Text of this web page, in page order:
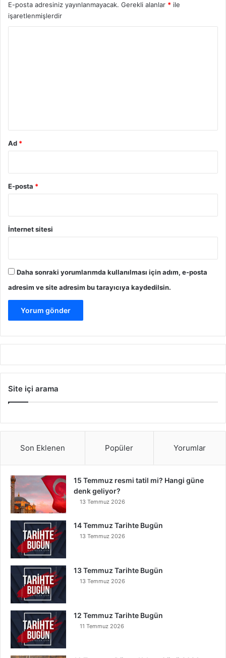
E-posta adresiniz yayınlanmayacak. Gerekli alanlar * ile
işaretlenmişlerdir
Ad *
E-posta *
İnternet sitesi
Daha sonraki yorumlarımda kullanılması için adım, e-posta
adresim ve site adresim bu tarayıcıya kaydedilsin.
Site içi arama
Son Eklenen Popüler Yorumlar
15 Temmuz resmi tatil mi? Hangi güne
denk geliyor?
13 Temmuz 2026
14 Temmuz Tarihte Bugün
13 Temmuz 2026
13 Temmuz Tarihte Bugün
13 Temmuz 2026
12 Temmuz Tarihte Bugün
11 Temmuz 2026